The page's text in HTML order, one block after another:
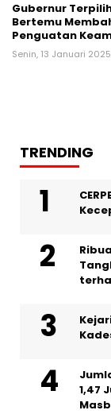
Gubernur
Bertemu
Penguatan
Senin, 13 Januari
TRENDING
1,47